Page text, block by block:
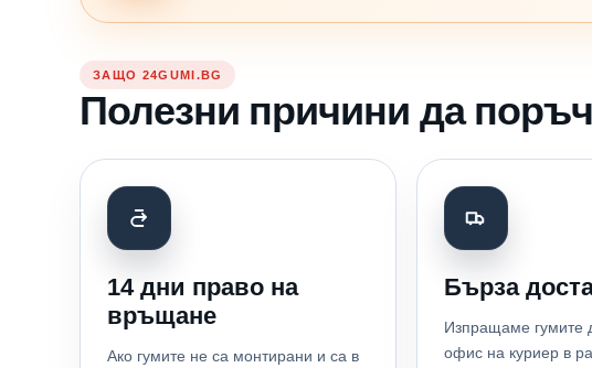
ЗАЩО 24GUMI.BG
Полезни причини да
14 дни право на
връщане
Ако гумите не са монтирани и са в
Бърза
Изпращаме гумите
офис на куриер в